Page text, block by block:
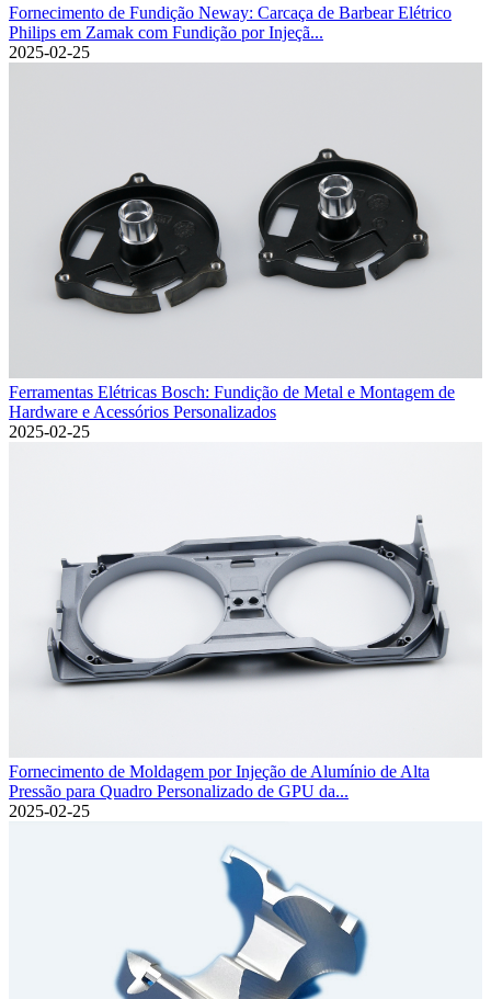
Fornecimento de Fundição Neway: Carcaça de Barbear Elétrico
Philips em Zamak com Fundição por Injeçã...
2025-02-25
Ferramentas Elétricas Bosch: Fundição de Metal e Montagem de
Hardware e Acessórios Personalizados
2025-02-25
Fornecimento de Moldagem por Injeção de Alumínio de Alta
Pressão para Quadro Personalizado de GPU da...
2025-02-25